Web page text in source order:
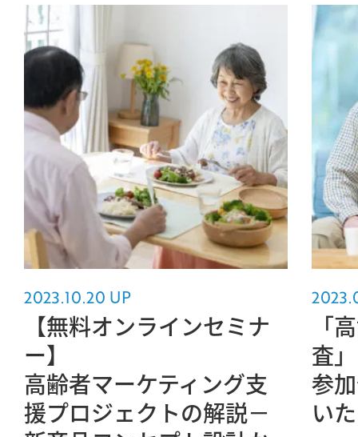
2023.10.20 UP
【無料オンラインセミナ
ー】
高齢者マーケティング支
援プロジェクトの解説－
「
査
参
い